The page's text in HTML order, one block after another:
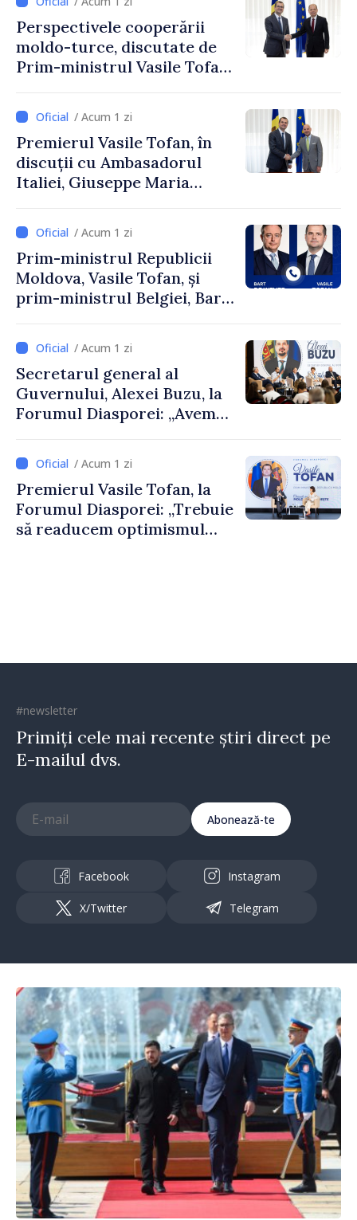
Perspectivele cooperării
moldo-turce, discutate de
Prim-ministrul Vasile Tofan
Uygar Mustafa Sertel
/ Acum 1 zi
Premierul Vasile Tofan, în
discuții cu Ambasadorul
Italiei, Giuseppe Maria
/ Acum 1 zi
Prim-ministrul Republicii
Moldova, Vasile Tofan, și
prim-ministrul Belgiei, Bart
despre parcursul european
al Republicii Moldova.
/ Acum 1 zi
Secretarul general al
Guvernului, Alexei Buzu, la
Forumul Diasporei: „Avem
dumneavoastră pentru a
construi comunități mai
puternice”
/ Acum 1 zi
Premierul Vasile Tofan, la
Forumul Diasporei: „Trebuie
să readucem optimismul
#newsletter
Primiți cele mai recente știri direct pe
E-mailul dvs.
Abonează-te
Facebook Instagram
X/Twitter Telegram